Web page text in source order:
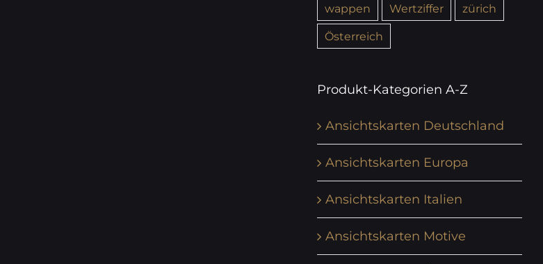
wappen
Wertziffer
zürich
Österreich
Produkt-Kategorien A-Z
Ansichtskarten Deutschland
Ansichtskarten Europa
Ansichtskarten Italien
Ansichtskarten Motive